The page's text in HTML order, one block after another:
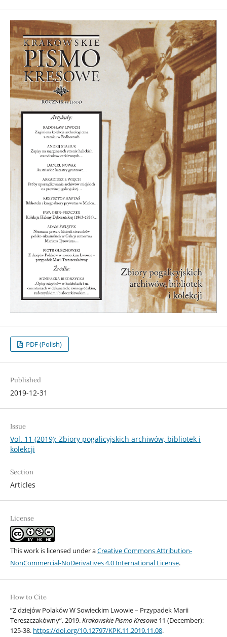
PDF (Polish)
Published
2019-12-31
Issue
Vol. 11 (2019): Zbiory pogalicyjskich archiwów, bibliotek i
kolekcji
Section
Articles
License
This work is licensed under aCreative Commons Attribution-
NonCommercial-NoDerivatives 4.0 International License.
How to Cite
“Z dziejów Polaków W Sowieckim Lwowie – Przypadek Marii
Tereszczakówny”. 2019.Krakowskie Pismo Kresowe11 (December):
125-38. https://doi.org/10.12797/KPK.11.2019.11.08.